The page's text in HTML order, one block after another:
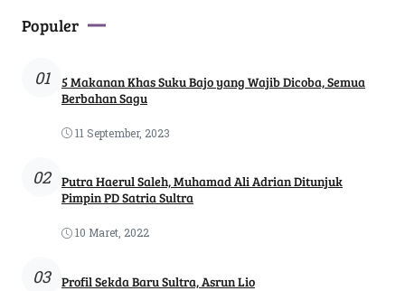
Populer
01
5 Makanan Khas Suku Bajo yang Wajib Dicoba, Semua
Berbahan Sagu
11 September, 2023
02
Putra Haerul Saleh, Muhamad Ali Adrian Ditunjuk
Pimpin PD Satria Sultra
10 Maret, 2022
03 Profil Sekda Baru Sultra, Asrun Lio